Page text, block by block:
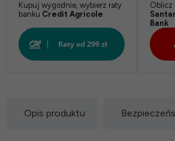
Kupuj wygodnie, wybierz raty
banku Credit Agricole
Oblicz
Bank
Opis produktu